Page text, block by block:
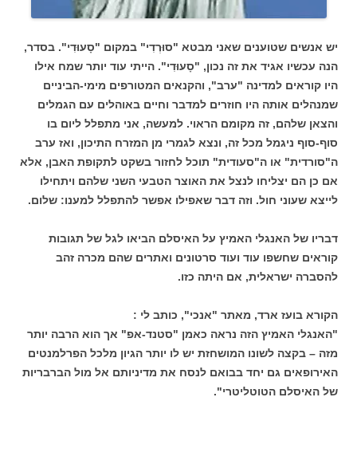
יש אנשים שטוענים שאני מבטא "סוּרְדִי" במקום "סָעוּדִי". בסדר,
הנה עכשיו אגיד את זה נכון, "סָעוּדִי". הייתי עוד יותר שמח אילו
היו קוראים למדינה "ערב", והקנאים המטורפים מימי-הביניים
שמנהלים אותה היו חוזרים למדבר וחיים באוהלים עם הגמלים
והצאן שלהם, זה מקומם הראוי. למעשה, אני מתפלל ליום בו
סוף-סוף ניגמל מכל זה, ונצא לגמרי מן המזרח התיכון, ואז ערב
ה"סורדית" או ה"סעודית" תוכל לחזור בשקט לתקופת האבן, אלא
אם כן הם יצליחו לנצל את האוצר הטבעי השני שלהם ויתחילו
לייצא שעוני חול. וזה דבר שאפילו אפשר להתפלל למענו: שלום.
דבריו של האנגלי האמיץ על האיסלם הביאו לגל של תגובות
קוראים שחשפו עוד ועוד סרטונים ואתרים שהם מכרה זהב
להסברה ישראלית, אם היתה כזו.
הקורא בועז ארד, מאתר "אנכי", כותב לי :
"האנגלי האמיץ הזה נראה כאמן "סטנד-אפ" אך הוא הרבה יותר
מזה – בקצה לשונו המושחזת יש לו יותר הגיון מלכל הפרלמנטים
האירופאים גם יחד בבואם לנסח את מדיניותם אל מול הברבריות
של האיסלם הטוטליטרי".